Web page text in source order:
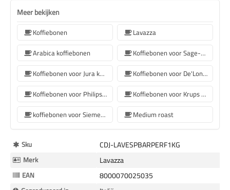
Meer bekijken
Koffiebonen
Lavazza
Arabica koffiebonen
Koffiebonen voor Sage-koffiemachines
Koffiebonen voor Jura koffiemachine
Koffiebonen voor De'Longhi koffiemachine
Koffiebonen voor Philips koffiemachine
Koffiebonen voor Krups koffiemachine
koffiebonen voor Siemens koffiemachine
Medium roast
Meer
Informatie
Sku CDJ-LAVESPBARPERF1KG
Merk Lavazza
EAN 8000070025035